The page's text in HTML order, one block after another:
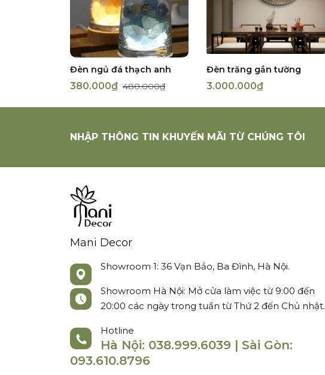
Đèn ngủ đá thạch anh
380.000₫ 480.000₫
Đèn trăng gắn tường
3.000.000₫
NHẬP THÔNG TIN KHUYẾN MÃI TỪ CHÚNG TÔI
Mani Decor
Showroom 1: 36 Vạn Bảo, Ba Đình, Hà Nội.
Showroom Hà Nội: Mở cửa làm việc từ 9:00 đến
20:00 các ngày trong tuần từ Thứ 2 đến Chủ nhật.
Hotline
Hà Nội: 038.999.6039 | Sài Gòn:
093.610.8796